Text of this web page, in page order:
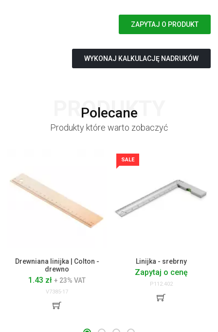
ZAPYTAJ O PRODUKT
WYKONAJ KALKULACJĘ NADRUKÓW
Polecane
PRODUKTY
Produkty które warto zobaczyć
Drewniana linijka | Colton -
drewno
1.43 zł + 23% VAT
V7385-17
SALE
Linijka - srebrny
Zapytaj o cenę
P112.402